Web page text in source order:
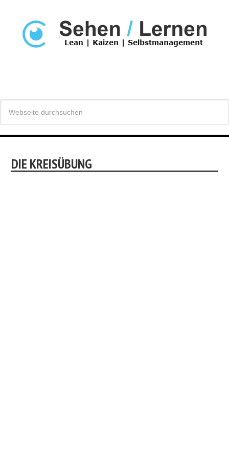
DIE KREISÜBUNG